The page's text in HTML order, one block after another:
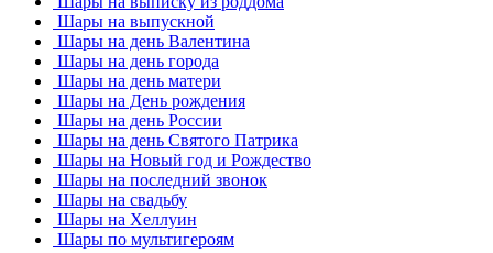
Шары на выпускной
Шары на день Валентина
Шары на день города
Шары на день матери
Шары на День рождения
Шары на день России
Шары на день Святого Патрика
Шары на Новый год и Рождество
Шары на последний звонок
Шары на свадьбу
Шары на Хеллуин
Шары по мультигероям